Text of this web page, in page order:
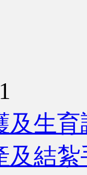
及生育
及結